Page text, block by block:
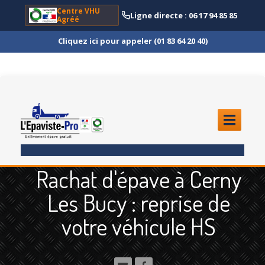
Centre VHU
Agréé
Ligne directe : 06 17 94 85 85
Cliquez ici pour appeler (01 83 64 20 40)
ENLÈVEMENTÉPAVE
Quoi?
Scooteret Moto
Camion
et Poids Lourd
Rachat d'épave à Cerny
Les Bucy : reprise de
votre véhicule HS